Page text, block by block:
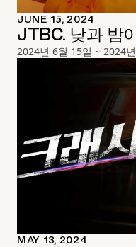
JUNE 15, 2024
JTBC. 낮과 밤
2024년 6월 15일 ~ 2024
MAY 13, 2024